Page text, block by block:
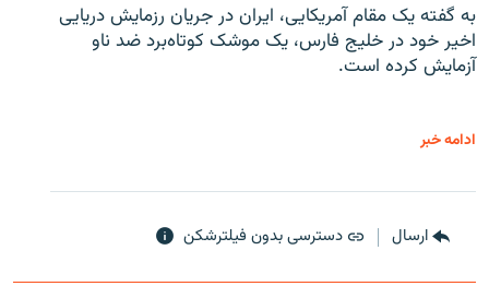
به گفته یک مقام آمریکایی، ایران در جریان رزمایش دریایی
اخیر خود در خلیج فارس، یک موشک کوتاه‌برد ضد ناو
آزمایش کرده است.
ادامه خبر
ارسال دسترسی بدون فیلترشکن